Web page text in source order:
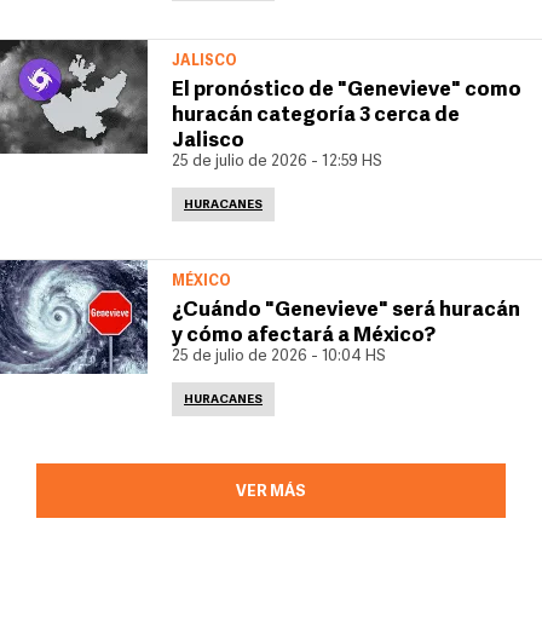
JALISCO
El pronóstico de "Genevieve" como
huracán categoría 3 cerca de
Jalisco
25 de julio de 2026 - 12:59 HS
HURACANES
MÉXICO
¿Cuándo "Genevieve" será huracán
y cómo afectará a México?
25 de julio de 2026 - 10:04 HS
HURACANES
VER MÁS